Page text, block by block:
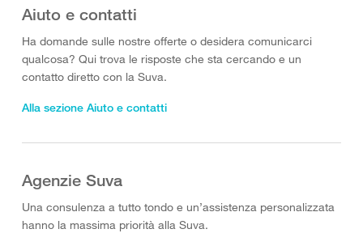
Aiuto e contatti
Ha domande sulle nostre offerte o desidera comunicarci
qualcosa? Qui trova le risposte che sta cercando e un
contatto diretto con la Suva.
Alla sezione Aiuto e contatti
Agenzie Suva
Una consulenza a tutto tondo e un’assistenza personalizzata
hanno la massima priorità alla Suva.